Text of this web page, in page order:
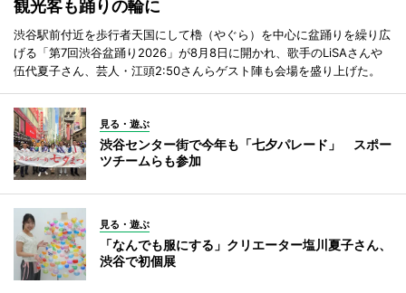
観光客も踊りの輪に
渋谷駅前付近を歩行者天国にして櫓（やぐら）を中心に盆踊りを繰り広
げる「第7回渋谷盆踊り2026」が8月8日に開かれ、歌手のLiSAさんや
伍代夏子さん、芸人・江頭2:50さんらゲスト陣も会場を盛り上げた。
見る・遊ぶ
渋谷センター街で今年も「七夕パレード」 スポー
ツチームらも参加
見る・遊ぶ
「なんでも服にする」クリエーター塩川夏子さん、
渋谷で初個展